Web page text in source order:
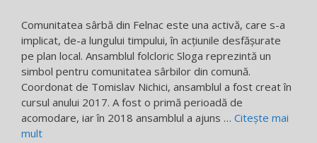
Comunitatea sârbă din Felnac este una activă, care s-a
implicat, de-a lungului timpului, în acţiunile desfăşurate
pe plan local. Ansamblul folcloric Sloga reprezintă un
simbol pentru comunitatea sârbilor din comună.
Coordonat de Tomislav Nichici, ansamblul a fost creat în
cursul anului 2017. A fost o primă perioadă de
acomodare, iar în 2018 ansamblul a ajuns … Citește mai
mult